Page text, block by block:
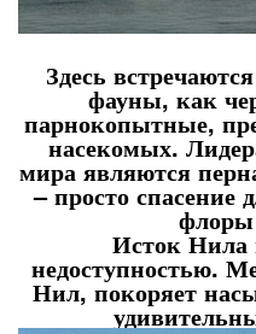
Здесь
фауны, как
парнокопытные,
насекомых.
мира являются
– просто спасение
Исток Нила
недоступностью.
Нил, покоряет